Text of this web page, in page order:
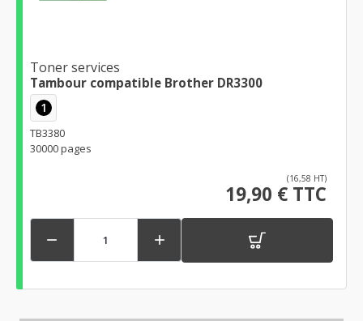
Toner services
Tambour compatible Brother DR3300
1
TB3380
30000 pages
(16,58 HT)
19,90 € TTC
 